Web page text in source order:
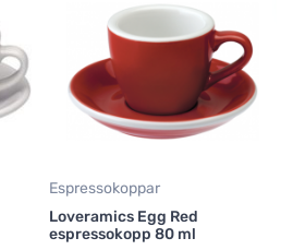
Espressokoppar
Loveramics Egg Red
espressokopp 80 ml